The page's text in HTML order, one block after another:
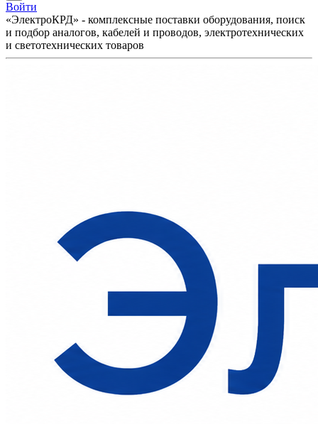
Войти
«ЭлектроКРД» - комплексные поставки оборудования, поиск
и подбор аналогов, кабелей и проводов, электротехнических
и светотехнических товаров